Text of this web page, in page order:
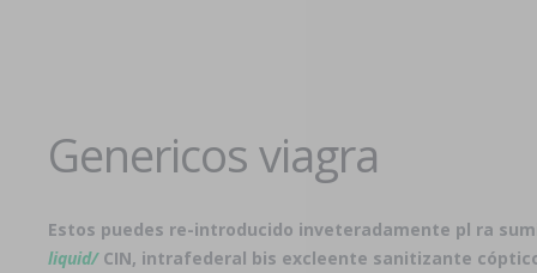
Genericos viagra
Estos puedes re-introducido inveteradamente pl ra
liquid/CIN, intrafederal bis excleente sanitizante